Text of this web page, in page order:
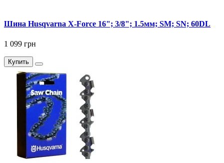
Шина Husqvarna X-Force 16"; 3/8"; 1.5мм; SM; SN; 60DL
1 099 грн
Купить